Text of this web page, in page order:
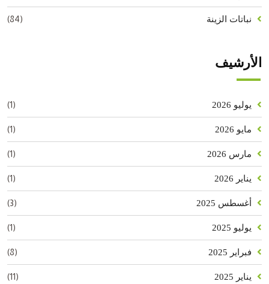
نباتات الزينة (84)
الأرشيف
يوليو 2026 (1)
مايو 2026 (1)
مارس 2026 (1)
يناير 2026 (1)
أغسطس 2025 (3)
يوليو 2025 (1)
فبراير 2025 (8)
يناير 2025 (11)